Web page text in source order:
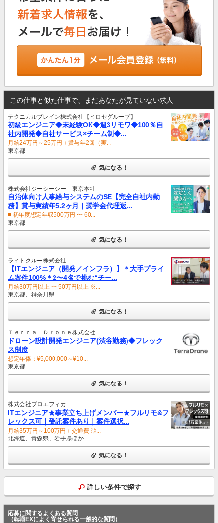
この仕事と似た仕事で、まだあなたが見ていない求人
テクニカルブレイン株式会社【ヒロセグループ】
初級エンジニア◆未経験OK◆週3リモワ◆100％自
社内開発◆自社サービス×チーム制◆...
月給24万円～25万円＋賞与年2回（実...
東京都
気になる！
株式会社ジーシーシー 東京本社
自治体向け人事給与システムのSE【完全自社内勤
務】賞与実績年5.2ヶ月｜奨学金代理返...
■ 初年度想定年収500万円 〜 60...
東京都
気になる！
ライトクルー株式会社
【ITエンジニア（開発／インフラ）】＊大手プライ
ム案件100%＊2〜4名で挑む“チー...
月給30万円以上 〜 50万円以上 ※...
東京都、神奈川県
気になる！
Ｔｅｒｒａ Ｄｒｏｎｅ株式会社
ドローン設計開発エンジニア(渋谷勤務)◆フレック
ス制度
想定年俸：¥5,000,000～¥10...
東京都
気になる！
株式会社プロエフィカ
ITエンジニア★事業立ち上げメンバー★フルリモ&フ
レックス可｜受託案件あり｜案件選択...
月給35万円～100万円＋交通費 ◎...
北海道、青森県、岩手県ほか
気になる！
詳しい条件で探す
応募に関するよくある質問
（転職EXによく寄せられる一般的な質問）